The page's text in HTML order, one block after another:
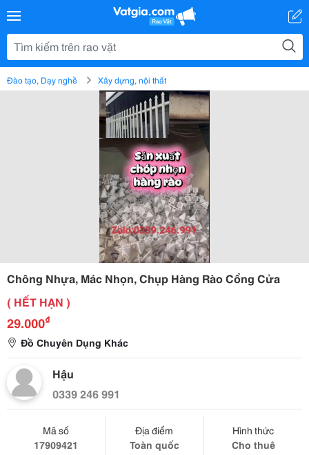
Đào tạo, Dạy nghề Xây dựng, nội thất
Chông Nhựa, Mác Nhọn, Chụp Hàng Rào Cổng Cửa
( HẾT HẠN )
29.000₫
Đồ Chuyên Dụng Khác
Hậu
0339 246 991
Mã số
17909421
Địa điểm
Toàn quốc
Hình thức
Cho thuê